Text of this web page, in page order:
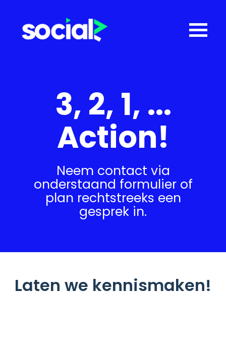
Contact
3, 2, 1, ...
Action!
Neem contact via
onderstaand formulier of
plan rechtstreeks een
gesprek in.
Laten we kennismaken!